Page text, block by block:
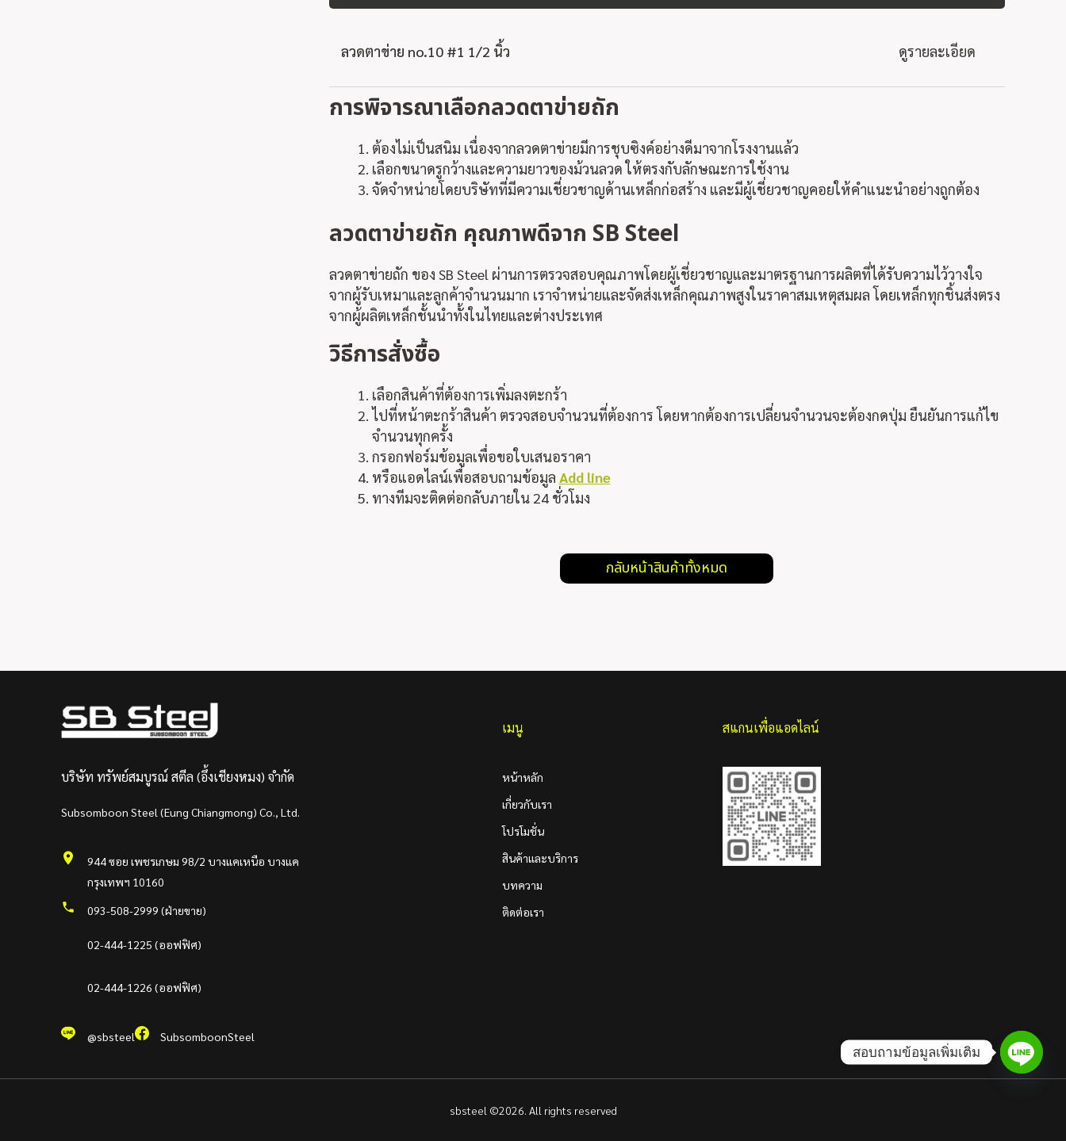
ลวดตาข่าย no.10 #1 1/2 นิ้ว ดูรายละเอียด
การพิจารณาเลือกลวดตาข่ายถัก
ต้องไม่เป็นสนิม เนื่องจากลวดตาข่ายมีการชุบซิงค์อย่างดีมาจากโรงงานแล้ว
เลือกขนาดรูกว้างและความยาวของม้วนลวด ให้ตรงกับลักษณะการใช้งาน
จัดจำหน่ายโดยบริษัทที่มีความเชี่ยวชาญด้านเหล็กก่อสร้าง และมีผู้เชี่ยวชาญคอยให้คำแนะนำอย่างถูกต้อง
ลวดตาข่ายถัก คุณภาพดีจาก SB Steel
ลวดตาข่ายถัก ของ SB Steel ผ่านการตรวจสอบคุณภาพโดยผู้เชี่ยวชาญและมาตรฐานการผลิตที่ได้รับความไว้วางใจ
จากผู้รับเหมาและลูกค้าจำนวนมาก เราจำหน่ายและจัดส่งเหล็กคุณภาพสูงในราคาสมเหตุสมผล โดยเหล็กทุกชิ้นส่งตรง
จากผู้ผลิตเหล็กชั้นนำทั้งในไทยและต่างประเทศ
วิธีการสั่งซื้อ
เลือกสินค้าที่ต้องการเพิ่มลงตะกร้า
ไปที่หน้าตะกร้าสินค้า ตรวจสอบจำนวนที่ต้องการ โดยหากต้องการเปลี่ยนจำนวนจะต้องกดปุ่ม ยืนยันการแก้ไข
จำนวนทุกครั้ง
กรอกฟอร์มข้อมูลเพื่อขอใบเสนอราคา
หรือแอดไลน์เพื่อสอบถามข้อมูล Add line
ทางทีมจะติดต่อกลับภายใน 24 ชั่วโมง
กลับหน้าสินค้าทั้งหมด
บริษัท ทรัพย์สมบูรณ์ สตีล (อึ้งเชียงหมง) จำกัด
Subsomboon Steel (Eung Chiangmong) Co., Ltd.
944 ซอย เพชรเกษม 98/2 บางแคเหนือ บางแค
กรุงเทพฯ 10160
093-508-2999 (ฝ่ายขาย)
02-444-1225 (ออฟฟิศ)
02-444-1226 (ออฟฟิศ)
@sbsteel SubsomboonSteel
เมนู
หน้าหลัก
เกี่ยวกับเรา
โปรโมชั่น
สินค้าและบริการ
บทความ
ติดต่อเรา
สแกนเพื่อแอดไลน์
sbsteel ©2026. All rights reserved
สอบถามข้อมูลเพิ่มเติม